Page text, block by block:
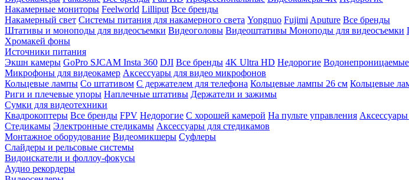
Накамерные мониторы Feelworld Lilliput Все бренды
Накамерный свет Системы питания для накамерного света Yongnuo Fujimi Aputure Все бренды
Штативы и моноподы для видеосъемки Видеоголовы Видеоштативы Моноподы для видеосъемки
Хромакей фоны
Источники питания
Экшн камеры GoPro SJCAM Insta 360 DJI Все бренды 4K Ultra HD Недорогие Водонепроницаемые
Микрофоны для видеокамер Аксессуары для видео микрофонов
Кольцевые лампы Со штативом C держателем для телефона Кольцевые лампы 26 см Кольцевые
Риги и плечевые упоры Наплечные штативы Держатели и зажимы
Сумки для видеотехники
Квадрокоптеры Все бренды FPV Недорогие С хорошей камерой На пульте управления Аксессуары
Стедикамы Электронные стедикамы Аксессуары для стедикамов
Монтажное оборудование Видеомикшеры Суфлеры
Слайдеры и рельсовые системы
Видоискатели и фоллоу-фокусы
Аудио рекордеры